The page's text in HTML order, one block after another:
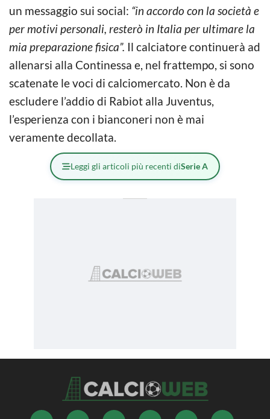
un messaggio sui social: “in accordo con la società e
per motivi personali, resterò in Italia per ultimare la
mia preparazione fisica”. Il calciatore continuerà ad
allenarsi alla Continessa e, nel frattempo, si sono
scatenate le voci di calciomercato. Non è da
escludere l’addio di Rabiot alla Juventus,
l’esperienza con i bianconeri non è mai
veramente decollata.
Leggi gli articoli più recenti diSerie A